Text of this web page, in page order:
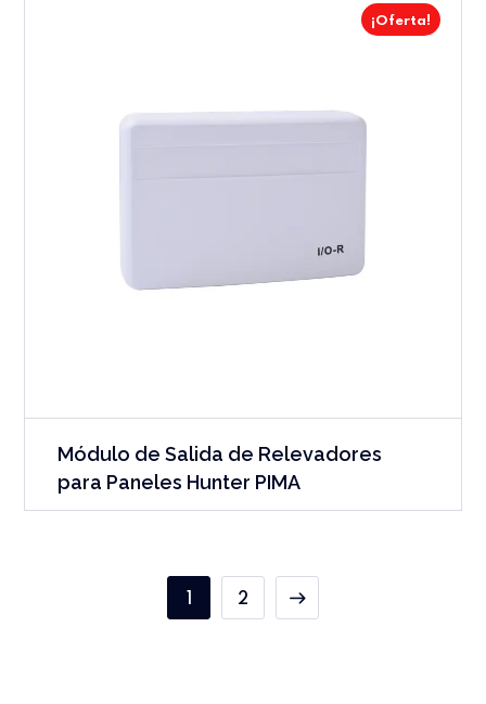
¡Oferta!
Módulo de Salida de Relevadores
para Paneles Hunter PIMA
1 2